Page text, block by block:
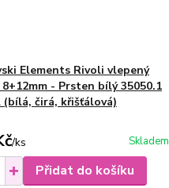
Elements Rivoli vlepený
- Prsten bílý 35050.1
(bílá, čirá, křišťálová)
/ks Skladem
Přidat do košíku